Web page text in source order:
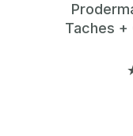
Taches +